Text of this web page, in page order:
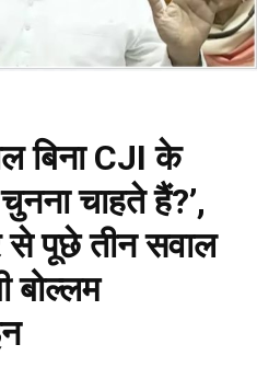
बिना CJI के
चाहते हैं?’,
से पूछे तीन सवाल
बोल्लम